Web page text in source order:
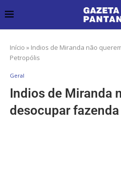
Início » Indios de Miranda não
Petropólis
Geral
Indios de Miranda
desocupar